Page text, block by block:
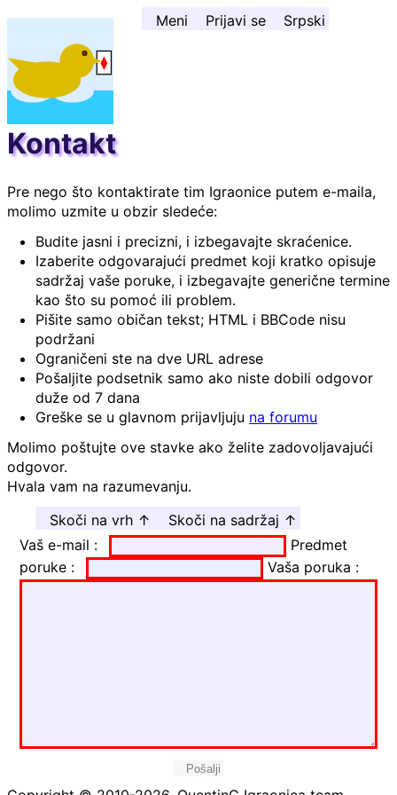
na sadržaj ↓ Meni Prijavi se Srpski
Kontakt
Pre nego što kontaktirate tim Igraonice putem e-maila,
molimo uzmite u obzir sledeće:
Budite jasni i precizni, i izbegavajte skraćenice.
Izaberite odgovarajući predmet koji kratko opisuje
sadržaj vaše poruke, i izbegavajte generične termine
kao što su pomoć ili problem.
Pišite samo običan tekst; HTML i BBCode nisu
podržani
Ograničeni ste na dve URL adrese
Pošaljite podsetnik samo ako niste dobili odgovor
duže od 7 dana
Greške se u glavnom prijavljuju na forumu
Molimo poštujte ove stavke ako želite zadovoljavajući
odgovor.
Hvala vam na razumevanju.
Skoči na vrh ↑
Skoči na sadržaj ↑
Vaš e-mail :
Predmet
poruke :
Vaša poruka :
Pošalji